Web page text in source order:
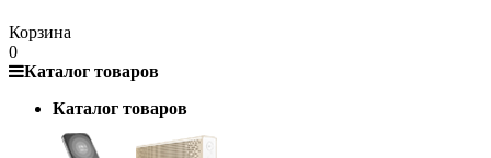
Корзина
0
Каталог товаров
Каталог товаров